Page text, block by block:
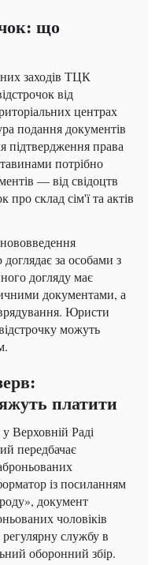
що
заходів ТЦК
від
центрах
подання документів
підтвердження права
потрібно
— від свідоцтв
про склад сім'ї та актів
за особами з
догляду має
документами, а
Юристи
можуть
платити
Верховній Раді
передбачає
із посиланням
документ
чоловіків
службу в
оборонний збір.